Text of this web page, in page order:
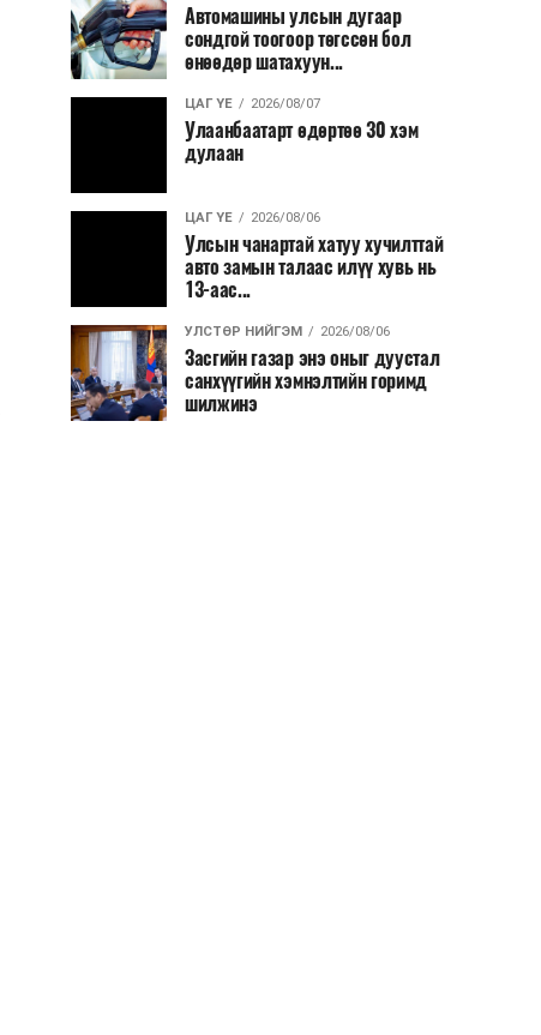
Автомашины улсын дугаар
сондгой тоогоор төгссөн бол
өнөөдөр шатахуун...
ЦАГ ҮЕ 2026/08/07
Улаанбаатарт өдөртөө 30 хэм
дулаан
ЦАГ ҮЕ 2026/08/06
Улсын чанартай хатуу хучилттай
авто замын талаас илүү хувь нь
13-аас...
УЛСТӨР НИЙГЭМ 2026/08/06
Засгийн газар энэ оныг дуустал
санхүүгийн хэмнэлтийн горимд
шилжинэ